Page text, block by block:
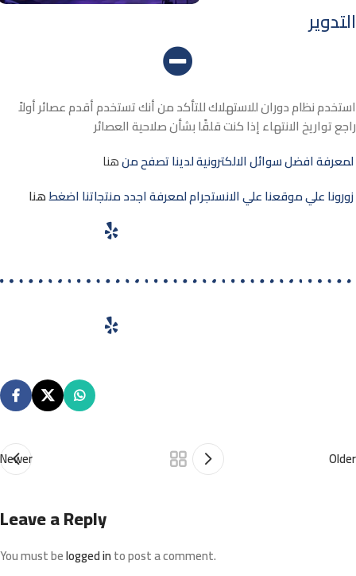
التدوير
استخدم نظام دوران للاستهلاك للتأكد من أنك تستخدم أقدم عصائر أولاً
راجع تواريخ الانتهاء إذا كنت قلقًا بشأن صلاحية العصائر
لمعرفة افضل سوائل الالكترونية لدينا تصفح منهنا
زورونا علي موقعنا علي الانستجرام لمعرفة اجدد منتجاتنا اضغطهنا
Newer Older
Leave a Reply
You must belogged into post a comment.